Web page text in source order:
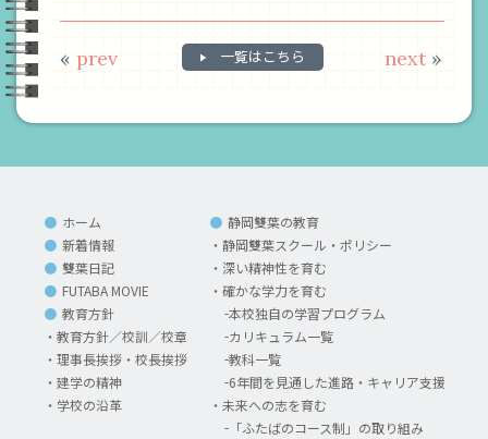
« prev 一覧はこちら next »
ホーム
新着情報
雙葉日記
FUTABA MOVIE
教育方針
教育方針／校訓／校章
理事長挨拶・校長挨拶
建学の精神
学校の沿革
静岡雙葉の教育
静岡雙葉スクール・ポリシー
深い精神性を育む
確かな学力を育む
本校独自の学習プログラム
カリキュラム一覧
教科一覧
6年間を見通した進路・キャリア支援
未来への志を育む
「ふたばのコース制」の取り組み